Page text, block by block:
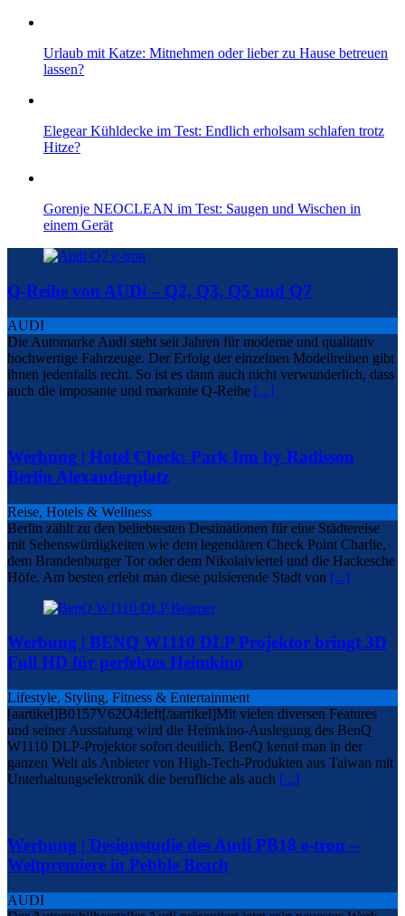
Urlaub mit Katze: Mitnehmen oder lieber zu Hause betreuen
lassen?
Elegear Kühldecke im Test: Endlich erholsam schlafen trotz
Hitze?
Gorenje NEOCLEAN im Test: Saugen und Wischen in
einem Gerät
Q-Reihe von AUDi – Q2, Q3, Q5 und Q7
AUDI
Die Automarke Audi steht seit Jahren für moderne und qualitativ
hochwertige Fahrzeuge. Der Erfolg der einzelnen Modellreihen gibt
ihnen jedenfalls recht. So ist es dann auch nicht verwunderlich, dass
auch die imposante und markante Q-Reihe [...]
Werbung | Hotel Check: Park Inn by Radisson
Berlin Alexanderplatz
Reise, Hotels & Wellness
Berlin zählt zu den beliebtesten Destinationen für eine Städtereise
mit Sehenswürdigkeiten wie dem legendären Check Point Charlie,
dem Brandenburger Tor oder dem Nikolaiviertel und die Hackesche
Höfe. Am besten erlebt man diese pulsierende Stadt von [...]
Werbung | BENQ W1110 DLP Projektor bringt 3D
Full HD für perfektes Heimkino
Lifestyle, Styling, Fitness & Entertainment
[aartikel]B0157V62O4:left[/aartikel]Mit vielen diversen Features
und seiner Ausstatung wird die Heimkino-Auslegung des BenQ
W1110 DLP-Projektor sofort deutlich. BenQ kennt man in der
ganzen Welt als Anbieter von High-Tech-Produkten aus Taiwan mit
Unterhaltungselektronik die berufliche als auch [...]
Werbung | Designstudie des Audi PB18 e-tron –
Weltpremiere in Pebble Beach
AUDI